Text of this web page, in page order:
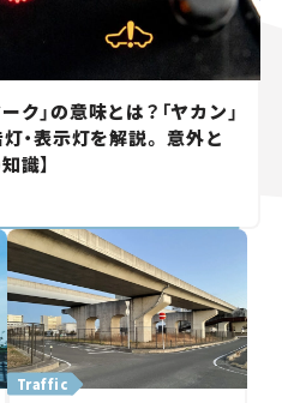
ク」の意味とは？「ヤカン」
灯・表示灯を解説。 意外と
識】
Traffic